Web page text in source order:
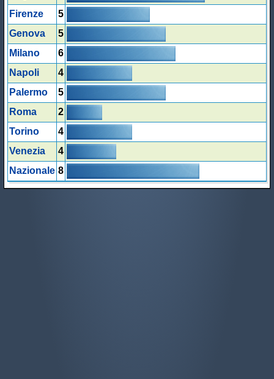
Firenze
5
Genova
5
Milano
6
Napoli
4
Palermo
5
Roma
2
Torino
4
Venezia
4
Nazionale 8